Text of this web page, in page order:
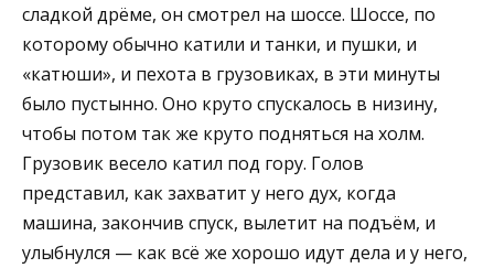
сладкой дрёме, он смотрел на шоссе. Шоссе, по
которому обычно катили и танки, и пушки, и
«катюши», и пехота в грузовиках, в эти минуты
было пустынно. Оно круто спускалось в низину,
чтобы потом так же круто подняться на холм.
Грузовик весело катил под гору. Голов
представил, как захватит у него дух, когда
машина, закончив спуск, вылетит на подъём, и
улыбнулся — как всё же хорошо идут дела и у него,